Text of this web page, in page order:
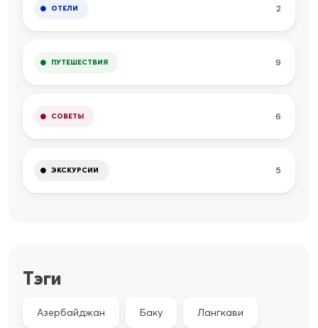
ОТЕЛИ 2
ПУТЕШЕСТВИЯ 9
СОВЕТЫ 6
ЭКСКУРСИИ 5
Тэги
Азербайджан Баку Лангкави